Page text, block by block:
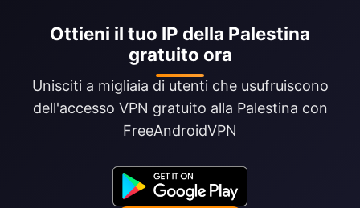
Ottieni il tuo IP della Palestina
gratuito ora
Unisciti a migliaia di utenti che usufruiscono
dell'accesso VPN gratuito alla Palestina con
FreeAndroidVPN